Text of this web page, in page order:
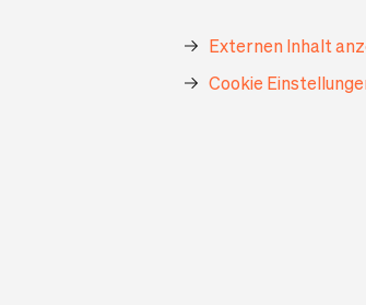
Externen Inhalt
Cookie